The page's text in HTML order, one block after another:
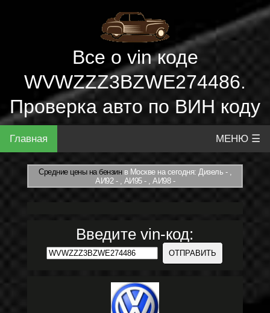
Все о vin коде
WVWZZZ3BZWE274486.
Проверка авто по ВИН коду
Главная МЕНЮ ☰
Средние цены на бензинв Москве на сегодня: Дизель - ,
АИ92 - , АИ95 - , АИ98 -
Введите vin-код: